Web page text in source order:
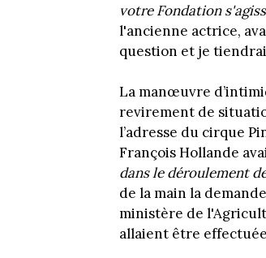
votre Fondation
l'ancienne actrice,
question et je
La manœuvre
revirement de
l’adresse du cirque
François Hollande
dans le déroulement
de la main la
ministère de
allaient être